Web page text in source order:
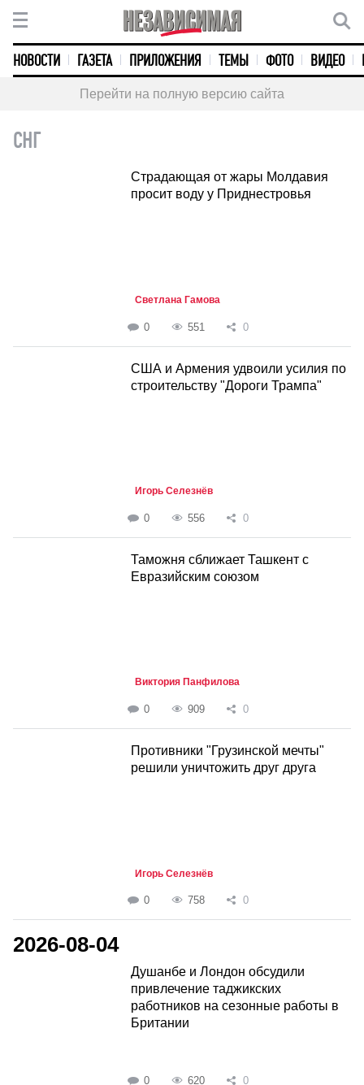
НОВОСТИ ГАЗЕТА ПРИЛОЖЕНИЯ ТЕМЫ ФОТО ВИДЕО
Перейти на полную версию сайта
СНГ
Страдающая от жары Молдавия
просит воду у Приднестровья
Светлана Гамова
0 551 0
США и Армения удвоили усилия по
строительству "Дороги Трампа"
Игорь Селезнёв
0 556 0
Таможня сближает Ташкент с
Евразийским союзом
Виктория Панфилова
0 909 0
Противники "Грузинской мечты"
решили уничтожить друг друга
Игорь Селезнёв
0 758 0
2026-08-04
Душанбе и Лондон обсудили
привлечение таджикских
работников на сезонные работы в
Британии
0 620 0